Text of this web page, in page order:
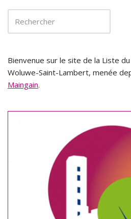
Bienvenue sur le site de la Liste
Woluwe-Saint-Lambert, menée
Maingain.